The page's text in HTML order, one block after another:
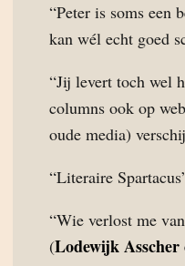
“Peter is soms een
kan wél echt goed
“Jij levert toch wel
columns ook op
oude media)
“Literaire
“Wie verlost me
(Lodewijk Asscher